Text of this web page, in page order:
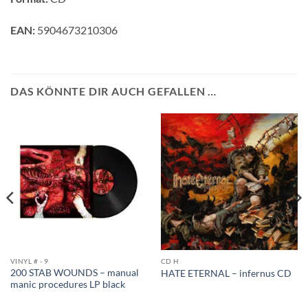
EAN: 5904673210306
DAS KÖNNTE DIR AUCH GEFALLEN …
VINYL # - 9
200 STAB WOUNDS – manual
manic procedures LP black
CD H
HATE ETERNAL – infernus CD